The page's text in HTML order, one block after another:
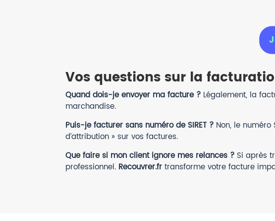
Vos questions sur la
Quand dois-je envoyer ma facture ? Légalement, la
marchandise.
Puis-je facturer sans numéro de SIRET ? Non, le numéro
d’attribution » sur vos factures.
Que faire si mon client ignore mes relances ? Si après
professionnel. Recouvrer.fr transforme votre facture